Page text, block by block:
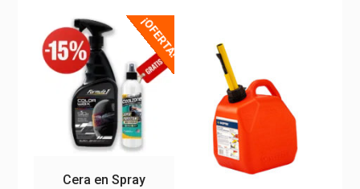
¡OFERTA!
Cera en Spray